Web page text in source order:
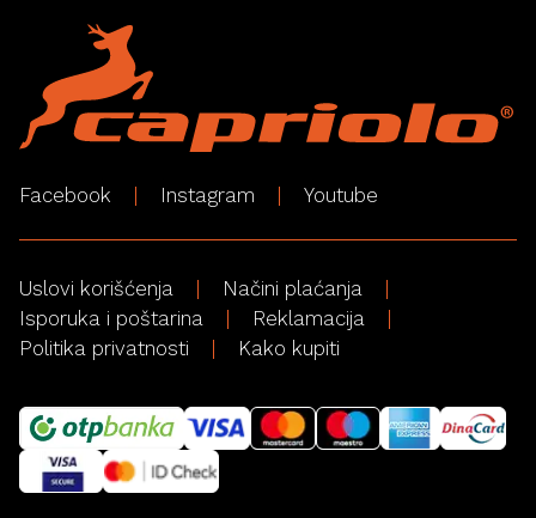
Facebook Instagram Youtube
Uslovi korišćenja
Načini plaćanja
Isporuka i poštarina
Reklamacija
Politika privatnosti
Kako kupiti